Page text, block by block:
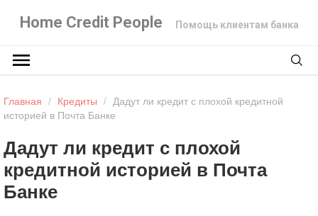
Home Credit People Помощь клиентам банка
Главная / Кредиты / Дадут ли кредит с плохой кредитной
историей в Почта Банке
Дадут ли кредит с плохой
кредитной историей в Почта
Банке